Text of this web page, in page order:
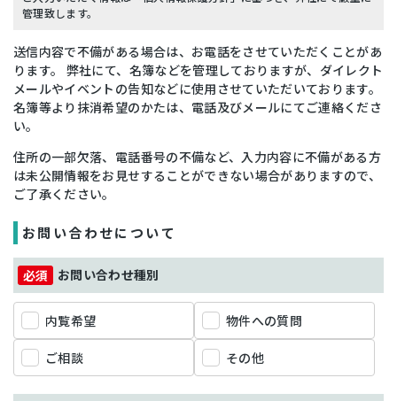
管理致します。
送信内容で不備がある場合は、お電話をさせていただくことがあ
ります。 弊社にて、名簿などを管理しておりますが、ダイレクト
メールやイベントの告知などに使用させていただいております。
名簿等より抹消希望のかたは、電話及びメールにてご連絡くださ
い。
住所の一部欠落、電話番号の不備など、入力内容に不備がある方
は未公開情報をお見せすることができない場合がありますので、
ご了承ください。
お問い合わせについて
お問い合わせ種別
内覧希望 物件への質問
ご相談 その他